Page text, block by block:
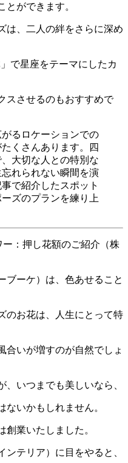
とができます。
は、二人の絆をさらに深め
で星座をテーマにしたカ
スさせるのもおすすめで
るロケーションでの
くさんあります。四
大切な人との特別な
れられない瞬間を演
で紹介したスポット
ズのプランを練り上
：押し花額のご紹介（株
ブーケ）は、色あせること
のお花は、人生にとって特
合いが増すのが自然でしょ
いつまでも美しいなら、
いかもしれません。
創業いたしました。
テリア）に目をやると、